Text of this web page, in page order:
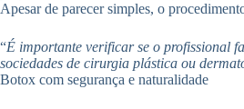
Apesar de parecer simples, o
“É importante verificar se o profissional
sociedades de cirurgia plástica ou
Botox com segurança e naturalidade